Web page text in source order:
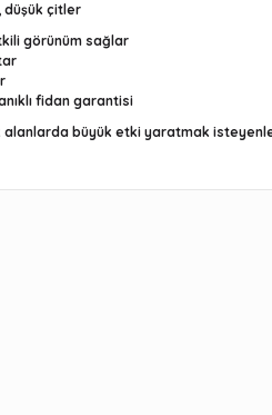
düşük çitler
görünüm sağlar
fidan garantisi
alanlarda büyük etki yaratmak